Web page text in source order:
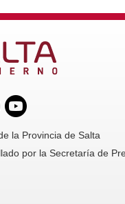
la Provincia de Salta
por la Secretaría de